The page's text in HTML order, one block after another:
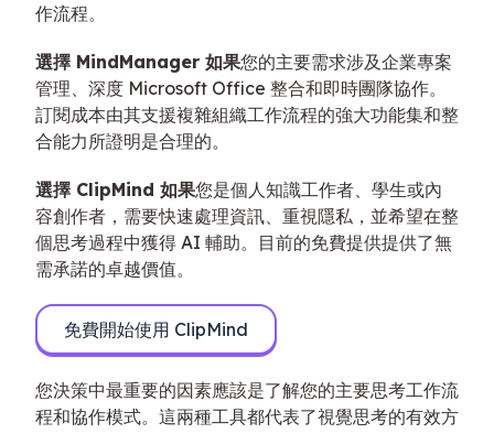
作流程。
選擇 MindManager 如果您的主要需求涉及企業專案
管理、深度 Microsoft Office 整合和即時團隊協作。
訂閱成本由其支援複雜組織工作流程的強大功能集和整
合能力所證明是合理的。
選擇 ClipMind 如果您是個人知識工作者、學生或內
容創作者，需要快速處理資訊、重視隱私，並希望在整
個思考過程中獲得 AI 輔助。目前的免費提供提供了無
需承諾的卓越價值。
免費開始使用 ClipMind
您決策中最重要的因素應該是了解您的主要思考工作流
程和協作模式。這兩種工具都代表了視覺思考的有效方